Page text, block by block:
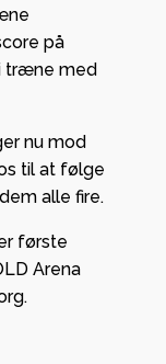
på
træne med
nu mod
til at følge
alle fire.
første
Arena